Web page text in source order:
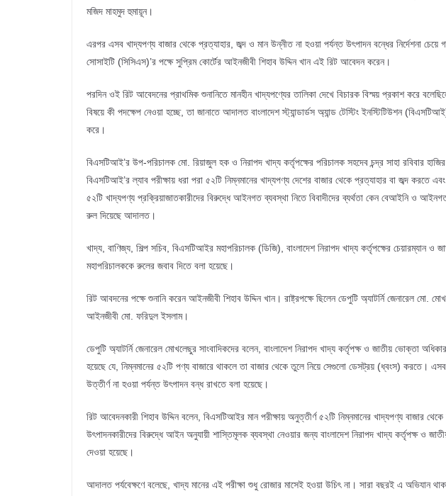
মজিদ মাহমুদ হুমায়ূন।
এরপর এসব খাদ্যপণ্য বাজার থেকে প্রত্যাহার, জব্দ ও মান উন্নীত না হওয়া পর্যন্ত উৎপাদন বন্ধের নির্দেশনা
সোসাইটি (সিসিএস)’র পক্ষে সুপ্রিম কোর্টের আইনজীবী শিহাব উদ্দিন খান এই রিট আবেদন করেন।
পরদিন ওই রিট আবেদনের প্রাথমিক শুনানিতে মানহীন খাদ্যপণ্যের তালিকা দেখে বিচারক বিস্ময় প্রকাশ করে
বিষয়ে কী পদক্ষেপ নেওয়া হচ্ছে, তা জানাতে আদালত বাংলাদেশ স্ট্যান্ডার্ডস অ্যান্ড টেস্টিং ইনস্টিটিউশন
করে।
বিএসটিআই’র উপ-পরিচালক মো. রিয়াজুল হক ও নিরাপদ খাদ্য কর্তৃপক্ষের পরিচালক সহদেব চন্দ্র সাহা রবিবার
বিএসটিআই’র ল্যাব পরীক্ষায় ধরা পরা ৫২টি নিম্নমানের খাদ্যপণ্য দেশের বাজার থেকে প্রত্যাহার বা জব্দ করতে
৫২টি খাদ্যপণ্য প্রক্রিয়াজাতকারীদের বিরুদ্ধে আইনগত ব্যবস্থা নিতে বিবাদীদের ব্যর্থতা কেন বেআইনি ও
রুল দিয়েছে আদালত।
খাদ্য, বাণিজ্য, শিল্প সচিব, বিএসটিআইর মহাপরিচালক (ডিজি), বাংলাদেশ নিরাপদ খাদ্য কর্তৃপক্ষের চেয়ারম্যান
মহাপরিচালককে রুলের জবাব দিতে বলা হয়েছে।
রিট আবদনের পক্ষে শুনানি করেন আইনজীবী শিহাব উদ্দিন খান। রাষ্ট্রপক্ষে ছিলেন ডেপুটি অ্যাটর্নি জেনারেল মো.
আইনজীবী মো. ফরিদুল ইসলাম।
ডেপুটি অ্যাটর্নি জেনারেল মোখলেছুর সাংবাদিকদের বলেন, বাংলাদেশ নিরাপদ খাদ্য কর্তৃপক্ষ ও জাতীয় ভোক্তা
হয়েছে যে, নিম্নমানের ৫২টি পণ্য বাজারে থাকলে তা বাজার থেকে তুলে নিয়ে সেগুলো ডেসট্রয় (ধ্বংস) করতে।
উত্তীর্ণ না হওয়া পর্যন্ত উৎপাদন বন্ধ রাখতে বলা হয়েছে।
রিট আবেদনকারী শিহাব উদ্দিন বলেন, বিএসটিআইর মান পরীক্ষায় অনুত্তীর্ণ ৫২টি নিম্নমানের খাদ্যপণ্য বাজার
উৎপাদনকারীদের বিরুদ্ধে আইন অনুযায়ী শাস্তিমূলক ব্যবস্থা নেওয়ার জন্য বাংলাদেশ নিরাপদ খাদ্য কর্তৃপক্ষ ও
দেওয়া হয়েছে।
আদালত পর্যবেক্ষণে বলেছে, খাদ্য মানের এই পরীক্ষা শুধু রোজার মাসেই হওয়া উচিৎ না। সারা বছরই এ অভিযান